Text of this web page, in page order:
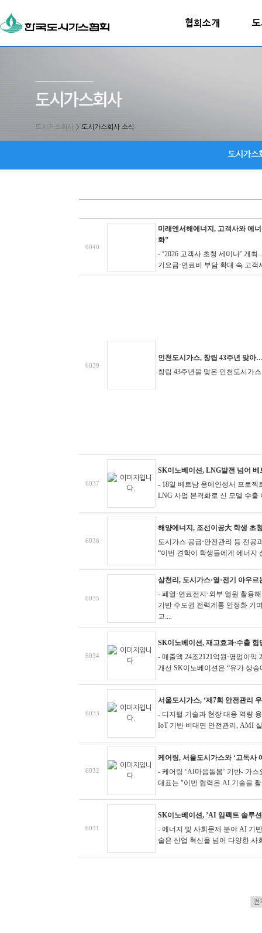
협회소개
도시가스회사 > 도시가스회사 소식
도시가스
6040
미래엔서해에너지, 고객사와 에
화”
- ‘2026 고객사 초청 세미나’ 개
기요금·연료비 부담 확대 속 고
6039
인천도시가스, 창립 43주년 맞아
창립 43주년을 맞은 인천도시가
6037
SK이노베이션, LNG발전 넘어
- 18일 베트남 응에안성서 프로
LNG 사업 본격화로 신 모델 수출
6036
해양에너지, 조선이공大 학생 초
도시가스 공급·안전관리 등 전공
“이번 견학이 학생들에게 에너지
6035
삼천리, 도시가스·열·전기 아우
- 폐열·연료전지·외부 열원 활용
기반 수도권 전력계통 안정화 기
고....
6034
SK이노베이션, 재고효과·수출
- 매출액 24조2121억원·영업이
개선 SK이노베이션은 “유가 상
6033
서울도시가스, ‘제7회 안전관리
- 디지털 기술과 현장 대응 역량
IoT 기반 비대면 안전관리, AMI
6032
케어링, 서울도시가스와 ‘고독사
- 케어링 ‘AI마음돌봄’ 기반- 가
대표는 "이번 협력은 AI 기술을
6031
SK이노베이션, ’AI 임팩트 솔루
- 에너지 및 사회문제 분야 AI 기
술은 산업 혁신을 넘어 다양한 사